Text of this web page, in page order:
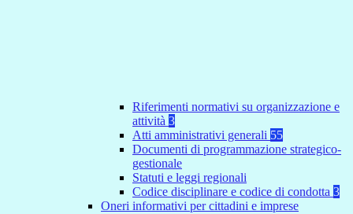
Riferimenti normativi su organizzazione e
attività 3
Atti amministrativi generali 55
Documenti di programmazione strategico-
gestionale
Statuti e leggi regionali
Codice disciplinare e codice di condotta 3
Oneri informativi per cittadini e imprese